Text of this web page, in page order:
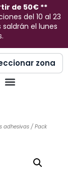
de 50€ **
del 10 al 23
el lunes
zona
adhesivas/ Pack